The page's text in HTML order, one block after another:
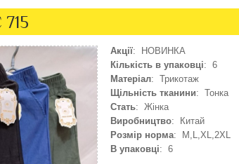
Акції: НОВИНКА
Кількість в упаковці: 6
Матеріал: Трикотаж
Щільність тканини: Тонка
Стать: Жінка
Виробництво: Китай
Розмір норма: M,L,XL,2XL
В упаковці: 6